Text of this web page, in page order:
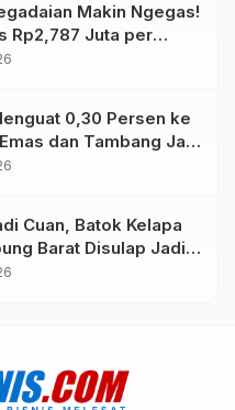
Makin Ngegas!
Rp2,787 Juta per
0,30 Persen ke
dan Tambang Jadi
Cuan, Batok Kelapa
Barat Disulap Jadi
Tinggi